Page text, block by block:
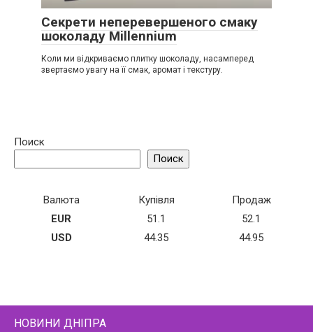
Секрети неперевершеного смаку
шоколаду Millennium
Коли ми відкриваємо плитку шоколаду, насамперед
звертаємо увагу на її смак, аромат і текстуру.
Поиск
Поиск
Валюта Купівля
Продаж
EUR
51.1
52.1
USD
44.35 44.95
НОВИНИ ДНІПРА